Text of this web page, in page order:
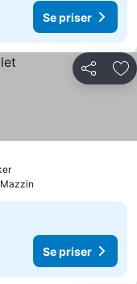
Se priser
Dela
Se priser
Se priser